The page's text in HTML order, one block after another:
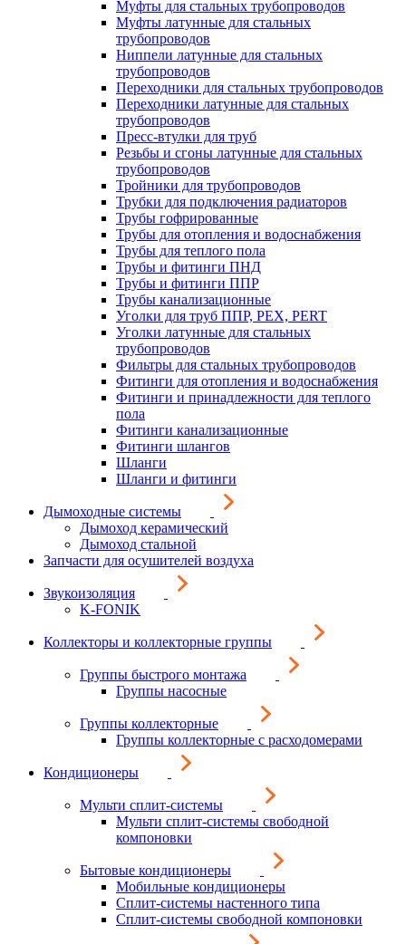
Муфты для стальных трубопроводов
Муфты латунные для стальных
трубопроводов
Ниппели латунные для стальных
трубопроводов
Переходники для стальных трубопроводов
Переходники латунные для стальных
трубопроводов
Пресс-втулки для труб
Резьбы и сгоны латунные для стальных
трубопроводов
Тройники для трубопроводов
Трубки для подключения радиаторов
Трубы гофрированные
Трубы для отопления и водоснабжения
Трубы для теплого пола
Трубы и фитинги ПНД
Трубы и фитинги ППР
Трубы канализационные
Уголки для труб ППР, PEX, PERT
Уголки латунные для стальных
трубопроводов
Фильтры для стальных трубопроводов
Фитинги для отопления и водоснабжения
Фитинги и принадлежности для теплого
пола
Фитинги канализационные
Фитинги шлангов
Шланги
Шланги и фитинги
Дымоходные системы
Дымоход керамический
Дымоход стальной
Запчасти для осушителей воздуха
Звукоизоляция
K-FONIK
Коллекторы и коллекторные группы
Группы быстрого монтажа
Группы насосные
Группы коллекторные
Группы коллекторные с расходомерами
Кондиционеры
Мульти сплит-системы
Мульти сплит-системы свободной
компоновки
Бытовые кондиционеры
Мобильные кондиционеры
Сплит-системы настенного типа
Сплит-системы свободной компоновки